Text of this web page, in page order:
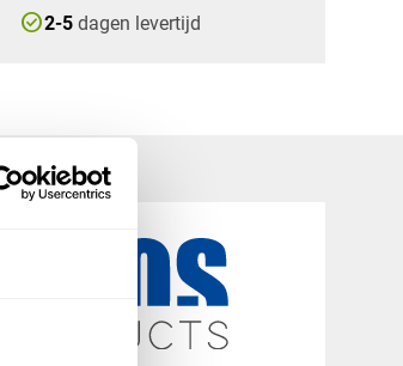
check_circle2-5 dagen levertijd